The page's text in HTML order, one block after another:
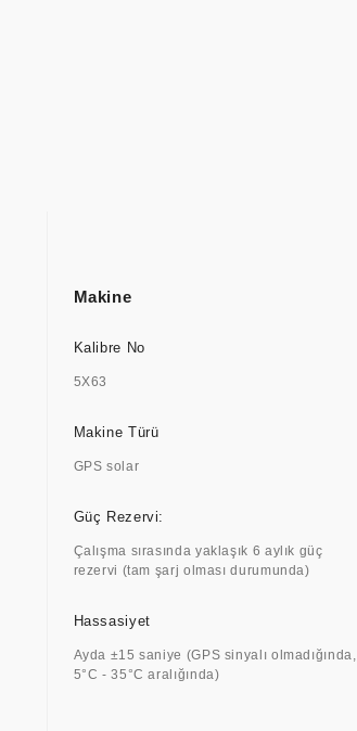
Makine
Kalibre No
5X63
Makine Türü
GPS solar
Güç Rezervi:
Çalışma sırasında yaklaşık 6 aylık güç
rezervi (tam şarj olması durumunda)
Hassasiyet
Ayda ±15 saniye (GPS sinyalı olmadığında,
5°C - 35°C aralığında)